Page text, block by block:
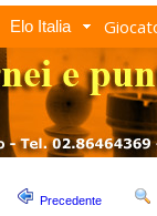
Elo Italia
Precedente